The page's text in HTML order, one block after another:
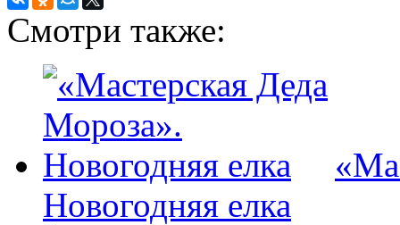
Смотри также:
Новогодняя елка